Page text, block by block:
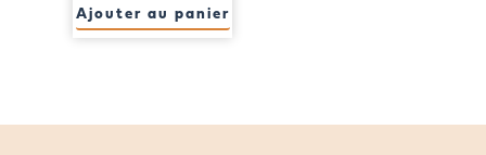
Ajouter au panier